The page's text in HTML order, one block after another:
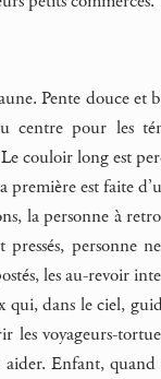
Pente douce et
centre pour les
couloir long est
première est faite
la personne à
pressés, personne
les au-revoir
qui, dans le ciel,
les voyageurs-
aider. Enfant,